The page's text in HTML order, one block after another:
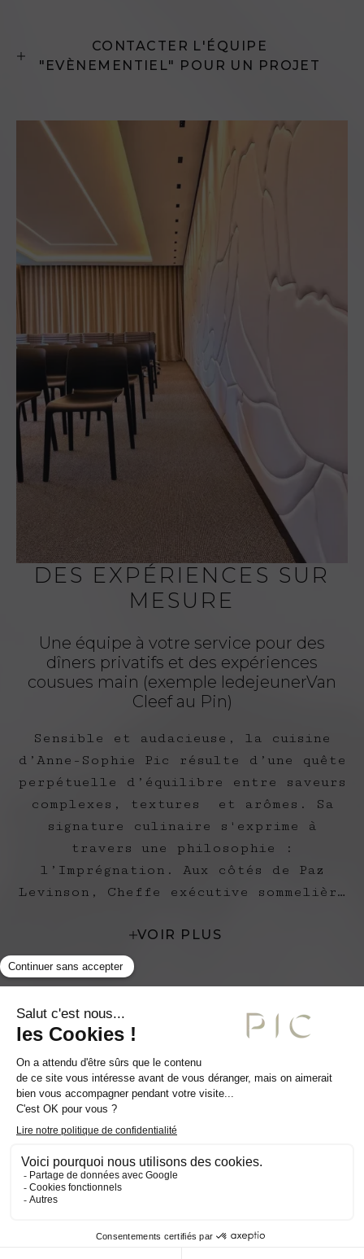
in culpa qui officia deserunt mollit
anim id est laborum.Lorem ipsum dolor
CONTACTER L'ÉQUIPE
"EVÈNEMENTIEL" POUR UN PROJET
DES EXPÉRIENCES SUR
MESURE
Une équipe à votre service pour des
dîners privatifs et des expériences
cousues main (exemple ledejeunerVan
Cleef au Pin)
Sensible et audacieuse, la cuisine​
d’Anne-Sophie Pic résulte​ d’une quête
perpétuelle d’équilibre​ entre saveurs
complexes, textures​ et arômes. Sa
signature culinaire​ s'exprime à
travers une philosophie :
l’Imprégnation. Aux côtés de Paz
Levinson,​ Cheffe exécutive sommelière
expertise plurielle où chaque accord
(qu’il s’agisse de vin, ​de mixologie
ou de boissons sans alcool), pensé
créations culinaires, ​devient un
véritable dialogue aromatique.​
VOIR PLUS
Galerie photo Presse FAQ